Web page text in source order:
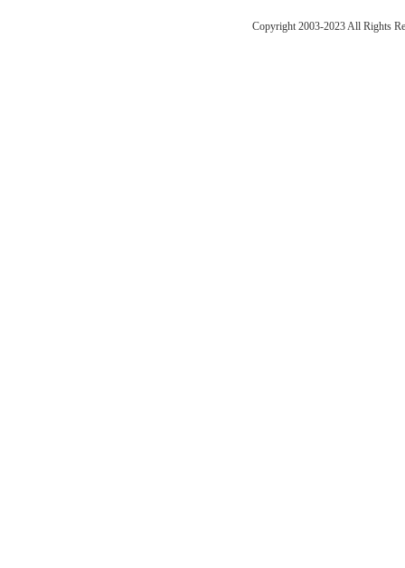
Copyright 2003-2023 All Rights